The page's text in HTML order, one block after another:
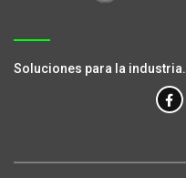
Soluciones para la industria.